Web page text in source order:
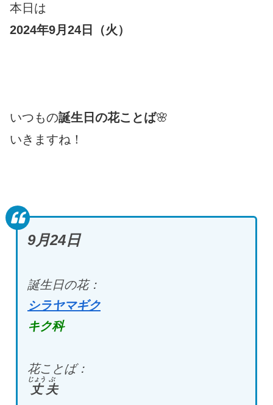
本日は
2024年9月24日（火）
いつもの誕生日の花ことば🌸
いきますね！
9月24日
誕生日の花：
シラヤマギク
キク科
花ことば：
丈
じょう
夫
ぶ